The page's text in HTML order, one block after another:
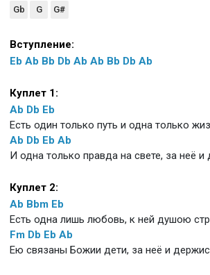
Gb
G G#
Вступление:
Eb Ab Bb Db Ab Ab Bb Db Ab
Куплет 1:
Ab Db Eb
Есть один только путь и одна только
Ab Db Eb Ab
И одна только правда на свете, за неё и
Куплет 2:
Ab Bbm Eb
Есть одна лишь любовь, к ней душою
Fm Db Eb Ab
Ею связаны Божии дети, за неё и